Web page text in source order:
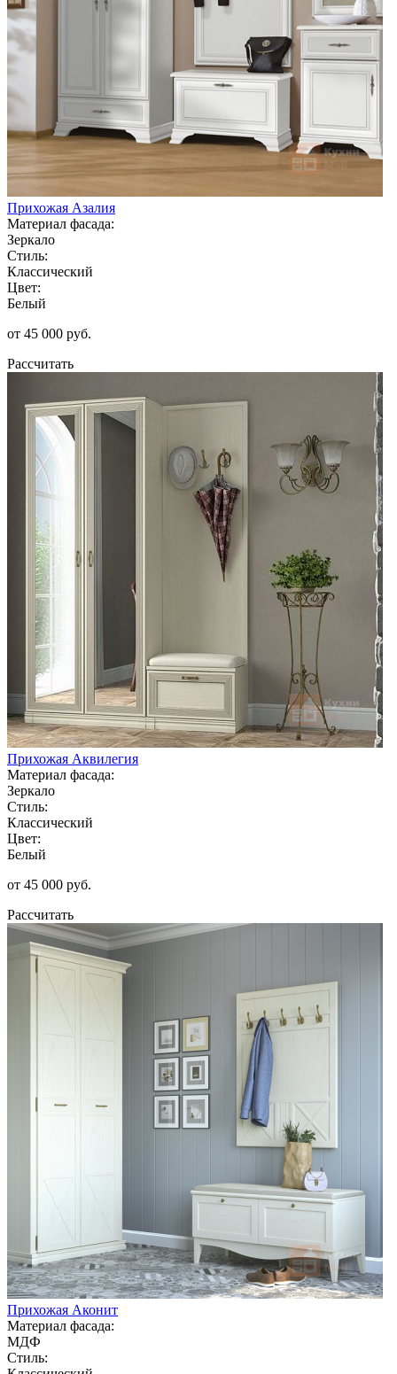
Прихожая Азалия
Материал фасада:
Зеркало
Стиль:
Классический
Цвет:
Белый
от 45 000 руб.
Рассчитать
Прихожая Аквилегия
Материал фасада:
Зеркало
Стиль:
Классический
Цвет:
Белый
от 45 000 руб.
Рассчитать
Прихожая Аконит
Материал фасада:
МДФ
Стиль: